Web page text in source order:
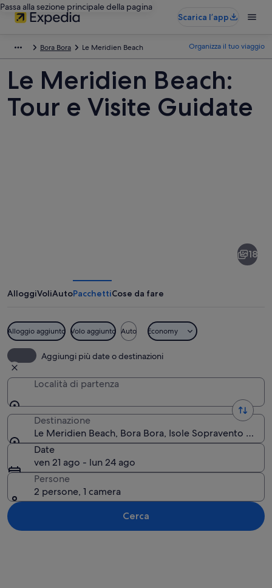
Passa alla sezione principale della pagina
Scarica l’app
Bora Bora Le Meridien Beach Organizza il tuo viaggio
Le Meridien Beach:
Tour e Visite Guidate
18
AlloggiVoliAutoPacchettiCose da fare
Alloggio aggiunto Volo aggiunto Auto Economy
Aggiungi più date o destinazioni
Località di partenza
Destinazione
Le Meridien Beach, Bora Bora, Isole Sopravento
Date
ven 21 ago - lun 24 ago
Persone
2 persone, 1 camera
Cerca